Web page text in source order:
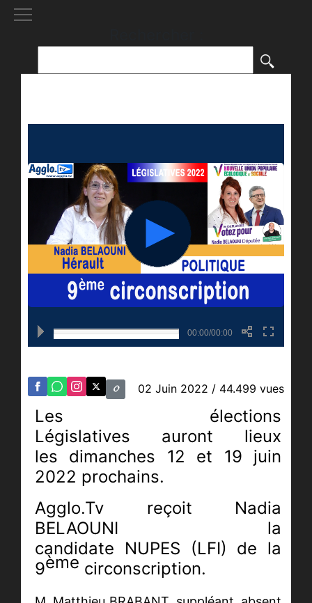
00:00/00:00
02 Juin 2022 / 44.499 vues
Les élections
Législatives auront lieux
les dimanches 12 et 19 juin
2022 prochains.
Agglo.Tv reçoit Nadia
BELAOUNI la
candidate NUPES (LFI) de la
9ème circonscription.